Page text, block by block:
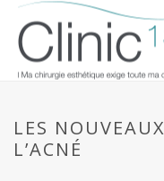
LES
L’ACNÉ